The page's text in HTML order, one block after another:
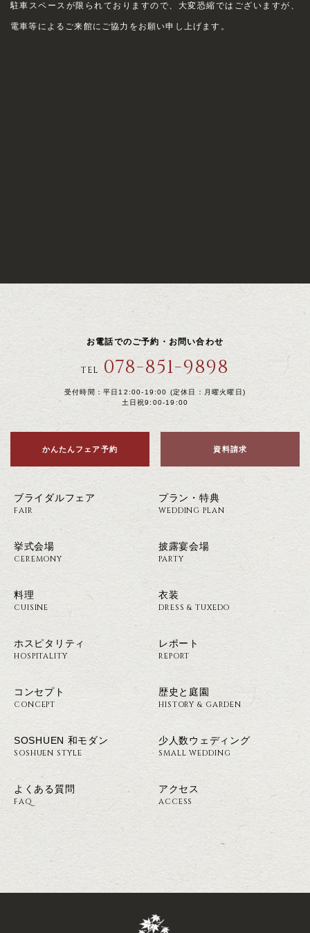
駐車スペースが限られておりますので、大変恐縮ではございますが、
電車等によるご来館にご協力をお願い申し上げます。
お電話でのご予約・お問い合わせ
TEL 078-851-9898
受付時間：平日12:00-19:00 (定休日：月曜火曜日)
土日祝9:00-19:00
かんたんフェア予約 資料請求
ブライダルフェア
FAIR
プラン・特典
WEDDING PLAN
挙式会場
CEREMONY
披露宴会場
PARTY
料理
CUISINE
衣装
DRESS & TUXEDO
ホスピタリティ
HOSPITALITY
レポート
REPORT
コンセプト
CONCEPT
歴史と庭園
HISTORY & GARDEN
SOSHUEN 和モダン
SOSHUEN STYLE
少人数ウェディング
SMALL WEDDING
よくある質問
FAQ
アクセス
ACCESS